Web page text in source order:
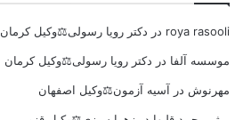
roya rasooli در دکتر رویا رسولی⚖️وکیل کرمان
موسسه آلفا در دکتر رویا رسولی⚖️وکیل کرمان
مهرنوش در آسیه آزمون⚖️وکیل اصفهان